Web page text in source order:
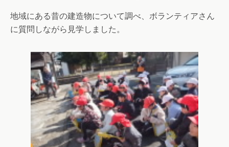
地域にある昔の建造物について調べ、ボランティアさん
に質問しながら見学しました。